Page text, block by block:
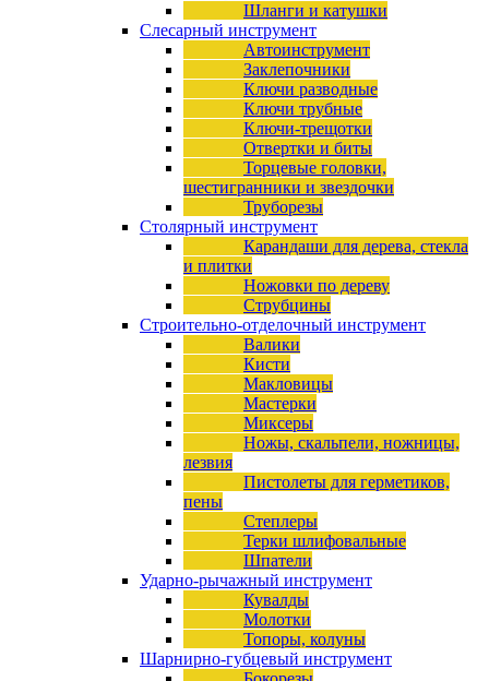
Шланги и катушки
Слесарный инструмент
Автоинструмент
Заклепочники
Ключи разводные
Ключи трубные
Ключи-трещотки
Отвертки и биты
Торцевые головки,
шестигранники и звездочки
Труборезы
Столярный инструмент
Карандаши для дерева, стекла
и плитки
Ножовки по дереву
Струбцины
Строительно-отделочный инструмент
Валики
Кисти
Макловицы
Мастерки
Миксеры
Ножы, скальпели, ножницы,
лезвия
Пистолеты для герметиков,
пены
Степлеры
Терки шлифовальные
Шпатели
Ударно-рычажный инструмент
Кувалды
Молотки
Топоры, колуны
Шарнирно-губцевый инструмент